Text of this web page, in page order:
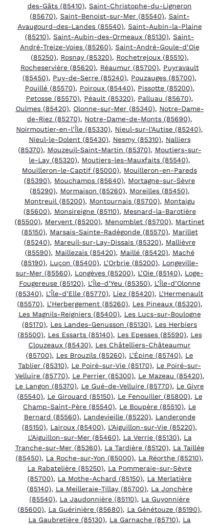
des-Gâts (85410), Saint-Christophe-du-Ligneron
(85670), Saint-Benoist-sur-Mer (85540), Saint-
Avaugourd-des-Landes (85540), Saint-Aubin-la-Plaine
(85210), Saint-Aubin-des-Ormeaux (85130), Saint-
André-Treize-Voies (85260), Saint-André-Goule-d’Oie
(85250), Rosnay (85320), Rochetrejoux (85510),
Rocheservière (85620), Réaumur (85700), Puyravault
(85450), Puy-de-Serre (85240), Pouzauges (85700),
Pouillé (85570), Poiroux (85440), Pissotte (85200),
Petosse (85570), Péault (85320), Palluau (85670),
Oulmes (85420), Olonne-sur-Mer (85340), Notre-Dame-
de-Riez (85270), Notre-Dame-de-Monts (85690),
Noirmoutier-en-l’Île (85330), Nieul-sur-l’Autise (85240),
Nieul-le-Dolent (85430), Nesmy (85310), Nalliers
(85370), Mouzeuil-Saint-Martin (85370), Moutiers-sur-
le-Lay (85320), Moutiers-les-Mauxfaits (85540),
Mouilleron-le-Captif (85000), Mouilleron-en-Pareds
(85390), Mouchamps (85640), Mortagne-sur-Sèvre
(85290), Mormaison (85260), Moreilles (85450),
Montreuil (85200), Montournais (85700), Montaigu
(85600), Monsireigne (85110), Mesnard-la-Barotière
(85500), Mervent (85200), Menomblet (85700), Martinet
(85150), Marsais-Sainte-Radégonde (85570), Marillet
(85240), Mareuil-sur-Lay-Dissais (85320), Mallièvre
(85590), Maillezais (85420), Maillé (85420), Maché
(85190), Luçon (85400), L’Orbrie (85200), Longeville-
sur-Mer (85560), Longèves (85200), L’Oie (85140), Loge-
Fougereuse (85120), L’Île-d’Yeu (85350), L’Île-d’Olonne
(85340), L’Île-d’Elle (85770), Liez (85420), L’Hermenault
(85570), L’Herbergement (85260), Les Pineaux (85320),
Les Magnils-Reigniers (85400), Les Lucs-sur-Boulogne
(85170), Les Landes-Genusson (85130), Les Herbiers
(85500), Les Essarts (85140), Les Epesses (85590), Les
Clouzeaux (85430), Les Châtelliers-Châteaumur
(85700), Les Brouzils (85260), L’Épine (85740), Le
Tablier (85310), Le Poiré-sur-Vie (85170), Le Poiré-sur-
Velluire (85770), Le Perrier (85300), Le Mazeau (85420),
Le Langon (85370), Le Gué-de-Velluire (85770), Le Givre
(85540), Le Girouard (85150), Le Fenouiller (85800), Le
Champ-Saint-Père (85540), Le Boupère (85510), Le
Bernard (85560), Landevieille (85220), Landeronde
(85150), Lairoux (85400), L’Aiguillon-sur-Vie (85220),
L’Aiguillon-sur-Mer (85460), La Verrie (85130), La
Tranche-sur-Mer (85360), La Tardière (85120), La Taillée
(85450), La Roche-sur-Yon (85000), La Réorthe (85210),
La Rabatelière (85250), La Pommeraie-sur-Sèvre
(85700), La Mothe-Achard (85150), La Merlatière
(85140), La Meilleraie-Tillay (85700), La Jonchère
(85540), La Jaudonnière (85110), La Guyonnière
(85600), La Guérinière (85680), La Génétouze (85190),
La Gaubretière (85130), La Garnache (85710), La